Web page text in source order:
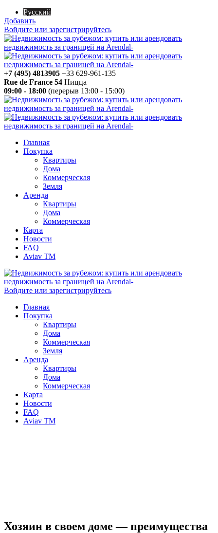
Русский
Добавить
Войдите или зарегистрируйтесь
+7 (495) 4813905 +33 629-961-135
Rue de France 54 Ницца
09:00 - 18:00 (перерыв 13:00 - 15:00)
Главная
Покупка
Квартиры
Дома
Коммерческая
Земля
Аренда
Квартиры
Дома
Коммерческая
Карта
Новости
FAQ
Aviav TM
Войдите или зарегистрируйтесь
Главная
Покупка
Квартиры
Дома
Коммерческая
Земля
Аренда
Квартиры
Дома
Коммерческая
Карта
Новости
FAQ
Aviav TM
Хозяин в своем доме — преимущества